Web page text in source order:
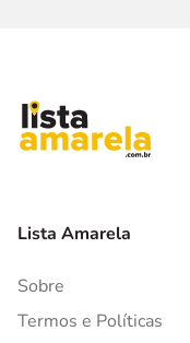
Lista Amarela
Sobre
Termos e Políticas